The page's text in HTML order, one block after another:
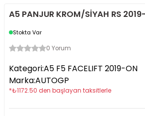
A5 PANJUR KROM/SİYAH RS
Stokta Var
0 Yorum
Kategori:A5 F5 FACELIFT 2019-ON
Marka:AUTOGP
*₺1172.50 den başlayan taksitlerle